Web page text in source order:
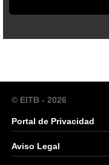
© EITB - 2026
Portal de Privacidad
Aviso Legal